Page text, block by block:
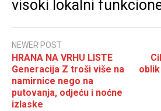
visoki lokalni
NEWER POST
HRANA NA VRHU LISTE
Generacija Z troši više na
namirnice nego na
putovanja, odjeću i noćne
izlaske